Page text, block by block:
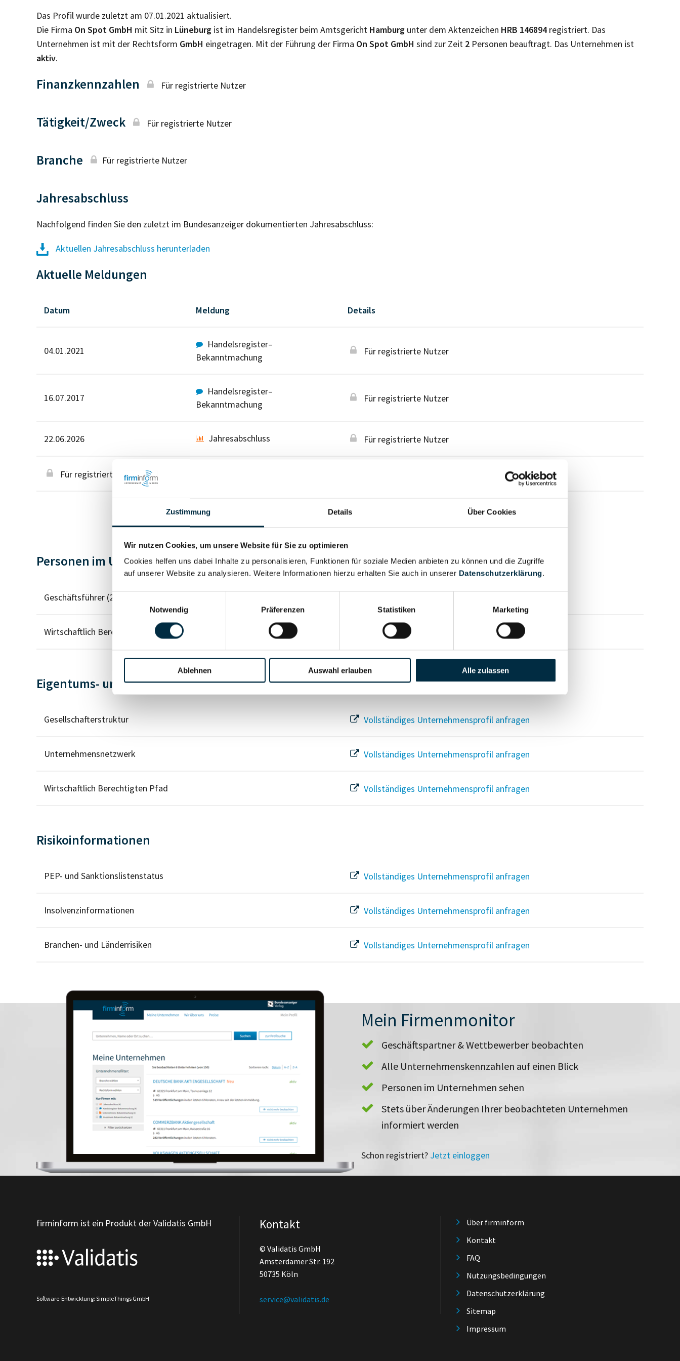
Zustimmung Details Über Cookies
Wir nutzen Cookies, um unsere Website für Sie zu optimieren
Cookies helfen uns dabei Inhalte zu personalisieren, Funktionen für soziale Medien anbieten zu können und die Zugriffe
auf unserer Website zu analysieren. Weitere Informationen hierzu erhalten Sie auch in unserer Datenschutzerklärung.
Einwilligungsauswahl
Notwendig
Präferenzen Statistiken Marketing
Ablehnen Auswahl erlauben Alle zulassen
Das Profil wurde zuletzt am 07.01.2021 aktualisiert.
Die Firma On Spot GmbH mit Sitz in Lüneburg ist im Handelsregister beim Amtsgericht Hamburg unter dem Aktenzeichen HRB 146894 registriert. Das
Unternehmen ist mit der Rechtsform GmbH eingetragen. Mit der Führung der Firma On Spot GmbH sind zur Zeit 2 Personen beauftragt. Das Unternehmen ist
aktiv.
Finanzkennzahlen Für registrierte Nutzer
Tätigkeit/Zweck Für registrierte Nutzer
Branche Für registrierte Nutzer
Jahresabschluss
Nachfolgend finden Sie den zuletzt im Bundesanzeiger dokumentierten Jahresabschluss:
Aktuellen Jahresabschluss herunterladen
Aktuelle Meldungen
Datum Meldung Details
04.01.2021
Handelsregister–
Bekanntmachung
Für registrierte Nutzer
16.07.2017
Handelsregister–
Bekanntmachung
Für registrierte Nutzer
22.06.2026 Jahresabschluss Für registrierte Nutzer
Für registrierte Nutzer
Personen im Unternehmen
Geschäftsführer (2)
Wirtschaftlich Berechtigter Vollständiges Unternehmensprofil anfragen
Eigentums- und Kontrollstruktur
Gesellschafterstruktur Vollständiges Unternehmensprofil anfragen
Unternehmensnetzwerk Vollständiges Unternehmensprofil anfragen
Wirtschaftlich Berechtigten Pfad Vollständiges Unternehmensprofil anfragen
Risikoinformationen
PEP- und Sanktionslistenstatus Vollständiges Unternehmensprofil anfragen
Insolvenzinformationen Vollständiges Unternehmensprofil anfragen
Branchen- und Länderrisiken Vollständiges Unternehmensprofil anfragen
Mein Firmenmonitor
Geschäftspartner & Wettbewerber beobachten
Alle Unternehmenskennzahlen auf einen Blick
Personen im Unternehmen sehen
Stets über Änderungen Ihrer beobachteten Unternehmen
informiert werden
Schon registriert? Jetzt einloggen
firminform ist ein Produkt der Validatis GmbH
Software-Entwicklung: SimpleThings GmbH
Kontakt
© Validatis GmbH
Amsterdamer Str. 192
50735 Köln
service@validatis.de
Über firminform
Kontakt
FAQ
Nutzungsbedingungen
Datenschutzerklärung
Sitemap
Impressum